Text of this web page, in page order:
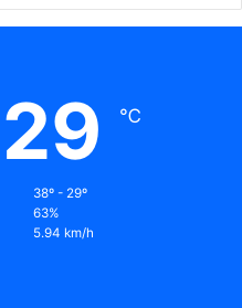
29 ℃
38º - 29º
63%
5.94 km/h